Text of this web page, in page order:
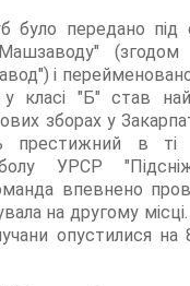
було передано під
і
у класі "Б" став
зборах у
престижний в ті
УРСР
впевнено
на другому
опустилися на